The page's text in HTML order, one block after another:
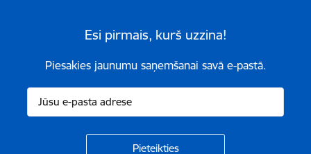
Esi pirmais, kurš uzzina!
Piesakies jaunumu saņemšanai savā e-pastā.